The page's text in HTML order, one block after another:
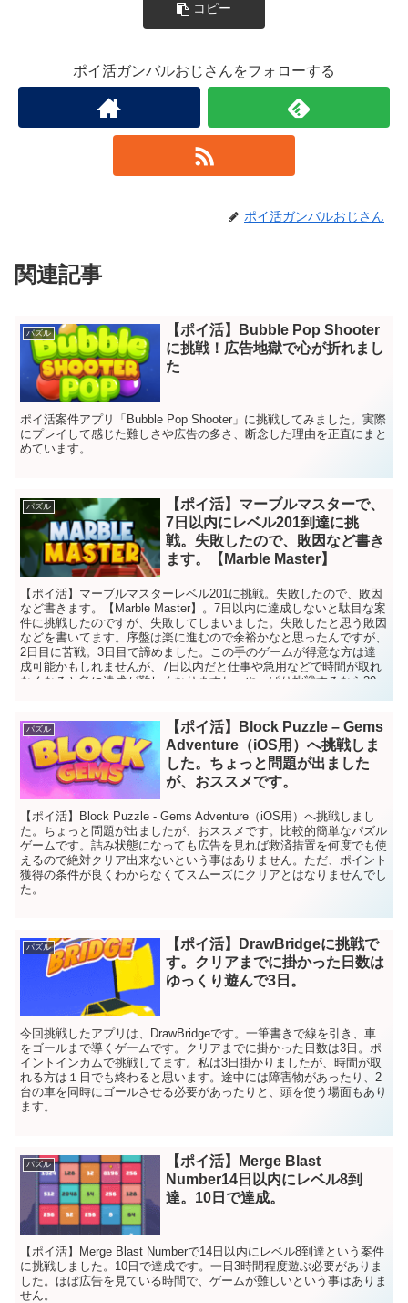
コピー
ポイ活ガンバルおじさんをフォローする
ポイ活ガンバルおじさん
関連記事
パズル
【ポイ活】Bubble Pop Shooter
に挑戦！広告地獄で心が折れまし
た
ポイ活案件アプリ「Bubble Pop Shooter」に挑戦してみました。実際
にプレイして感じた難しさや広告の多さ、断念した理由を正直にまと
めています。
パズル
【ポイ活】マーブルマスターで、
7日以内にレベル201到達に挑
戦。失敗したので、敗因など書き
ます。【Marble Master】
【ポイ活】マーブルマスターレベル201に挑戦。失敗したので、敗因
など書きます。【Marble Master】。7日以内に達成しないと駄目な案
件に挑戦したのですが、失敗してしまいました。失敗したと思う敗因
などを書いてます。序盤は楽に進むので余裕かなと思ったんですが、
2日目に苦戦。3日目で諦めました。この手のゲームが得意な方は達
成可能かもしれませんが、7日以内だと仕事や急用などで時間が取れ
なくなると急に達成が難しくなりますね。やっぱり挑戦するなら30
パズル
【ポイ活】Block Puzzle – Gems
Adventure（iOS用）へ挑戦しま
した。ちょっと問題が出ました
が、おススメです。
【ポイ活】Block Puzzle - Gems Adventure（iOS用）へ挑戦しまし
た。ちょっと問題が出ましたが、おススメです。比較的簡単なパズル
ゲームです。詰み状態になっても広告を見れば救済措置を何度でも使
えるので絶対クリア出来ないという事はありません。ただ、ポイント
獲得の条件が良くわからなくてスムーズにクリアとはなりませんでし
た。
パズル
【ポイ活】DrawBridgeに挑戦で
す。クリアまでに掛かった日数は
ゆっくり遊んで3日。
今回挑戦したアプリは、DrawBridgeです。一筆書きで線を引き、車
をゴールまで導くゲームです。クリアまでに掛かった日数は3日。ポ
イントインカムで挑戦してます。私は3日掛かりましたが、時間が取
れる方は１日でも終わると思います。途中には障害物があったり、2
台の車を同時にゴールさせる必要があったりと、頭を使う場面もあり
ます。
パズル
【ポイ活】Merge Blast
Number14日以内にレベル8到
達。10日で達成。
【ポイ活】Merge Blast Numberで14日以内にレベル8到達という案件
に挑戦しました。10日で達成です。一日3時間程度遊ぶ必要がありま
した。ほぼ広告を見ている時間で、ゲームが難しいという事はありま
せん。